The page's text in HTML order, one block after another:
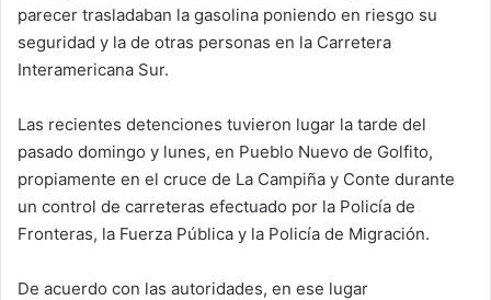
parecer trasladaban la gasolina poniendo en riesgo su
seguridad y la de otras personas en la Carretera
Interamericana Sur.
Las recientes detenciones tuvieron lugar la tarde del
pasado domingo y lunes, en Pueblo Nuevo de Golfito,
propiamente en el cruce de La Campiña y Conte durante
un control de carreteras efectuado por la Policía de
Fronteras, la Fuerza Pública y la Policía de Migración.
De acuerdo con las autoridades, en ese lugar